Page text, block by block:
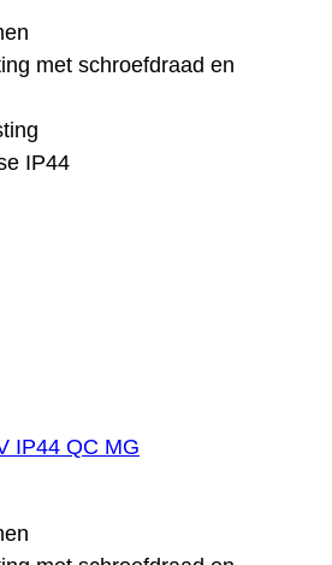
met schroefdraad en
IP44
IP44 QC MG